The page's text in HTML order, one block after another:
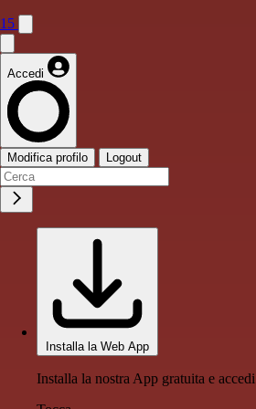
15
Accedi
Modifica profilo Logout
Installa la Web App
Installa la nostra App gratuita e